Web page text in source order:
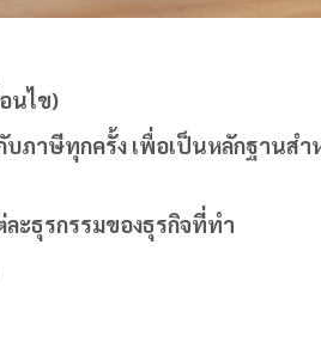
นไข)
ภาษีทุกครั้ง เพื่อเป็นหลักฐานสำ
ะธุรกรรมของธุรกิจที่ทำ